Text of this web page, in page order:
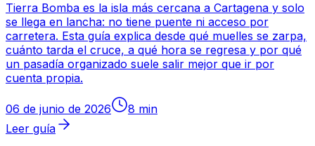
Tierra Bomba es la isla más cercana a Cartagena y solo
se llega en lancha: no tiene puente ni acceso por
carretera. Esta guía explica desde qué muelles se zarpa,
cuánto tarda el cruce, a qué hora se regresa y por qué
un pasadía organizado suele salir mejor que ir por
cuenta propia.
06 de junio de 2026 8 min
Leer guía